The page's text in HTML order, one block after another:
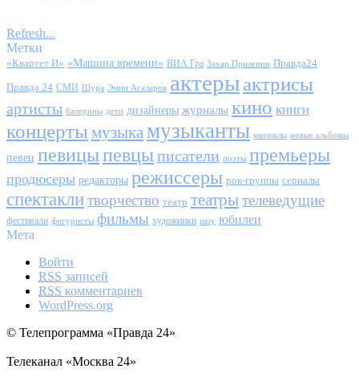
Refresh...
Метки
«Квартет И» «Машина времени» ВИА Гра Захар Прилепин Правда24
Правда 24 СМИ Шура Эмин Агаларов актерыактрисы
артисты балерины дети дизайнеры журналы кино книги
концерты музыкамузыканты мюзиклы новые альбомы
певец певицыпевцыписатели поэты премьеры
продюсеры редакторы режиссеры рок-группы сериалы
спектаклитворчество театр театрытелеведущие
фестивали фигуристы фильмы художники шоу юбилеи
Мета
Войти
RSS записей
RSS комментариев
WordPress.org
© Телепрограмма «Правда 24»
Телеканал «Москва 24»